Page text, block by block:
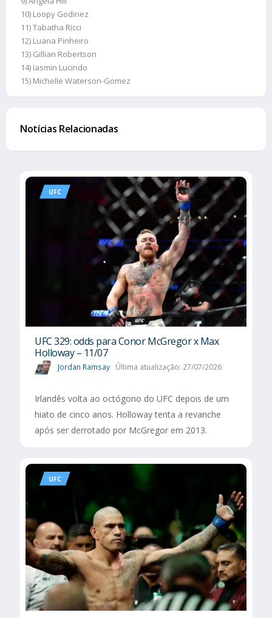
10) Loopy Godinez
11) Tabatha Ricci
12) Luana Pinheiro
13) Gillian Robertson
14) Iasmin Lucindo
15) Michelle Waterson-Gomez
Notícias Relacionadas
UFC
UFC 329: odds para Conor McGregor x Max
Holloway – 11/07
Jordan Ramsay Última atualização: 27/07/2026
Irlandês volta ao octógono do UFC depois de um
hiato de cinco anos. Holloway tenta a revanche
após ser derrotado por McGregor em 2013.
UFC